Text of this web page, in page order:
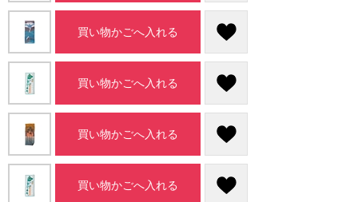
買い物かごへ入れる
買い物かごへ入れる
買い物かごへ入れる
買い物かごへ入れる